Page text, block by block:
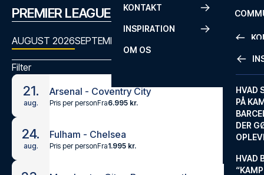
KONTAKT
FAQ
INSPIRATION
HVAD
PÅ
DER
HVAD
OM OS
PREMIER LEAGUE KAMPPROGRAM
AUGUST 2026SEPTEMBER 2026
Filter
21.
aug.
Arsenal - Coventry City
Pris per personFra6.995 kr.
24.
aug.
Fulham - Chelsea
Pris per personFra1.995 kr.